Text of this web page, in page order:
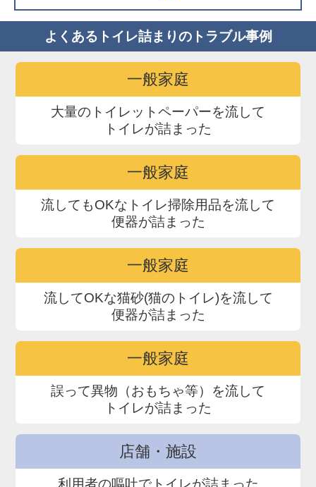
よくあるトイレ詰まりのトラブル事例
一般家庭
大量のトイレットペーパーを流して
トイレが詰まった
一般家庭
流してもOKなトイレ掃除用品を流して
便器が詰まった
一般家庭
流してOKな猫砂(猫のトイレ)を流して
便器が詰まった
一般家庭
誤って異物（おもちゃ等）を流して
トイレが詰まった
店舗・施設
利用者の嘔吐でトイレが詰まった